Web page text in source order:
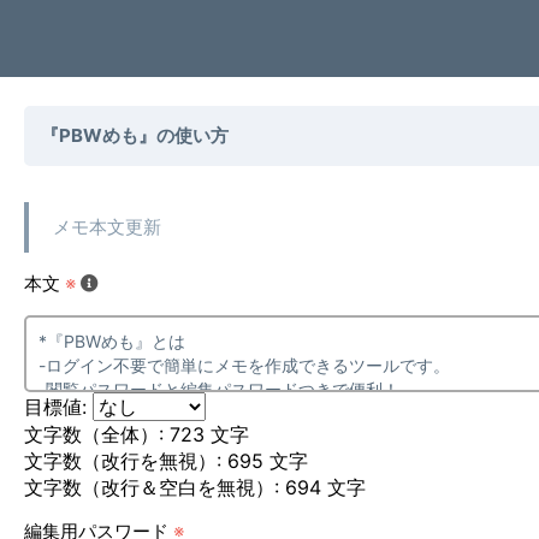
『PBWめも』の使い方
メモ本文更新
本文 ※
目標値:
文字数（全体）: 723 文字
文字数（改行を無視）: 695 文字
文字数（改行＆空白を無視）: 694 文字
編集用パスワード ※